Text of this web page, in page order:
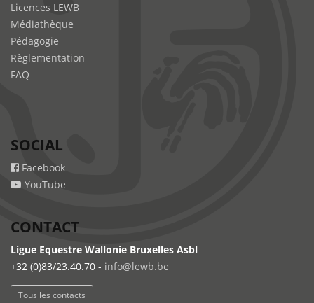
Licences LEWB
Médiathèque
Pédagogie
Règlementation
FAQ
SOCIAL
Facebook
YouTube
CONTACT
Ligue Equestre Wallonie Bruxelles Asbl
+32 (0)83/23.40.70 - info@lewb.be
Tous les contacts